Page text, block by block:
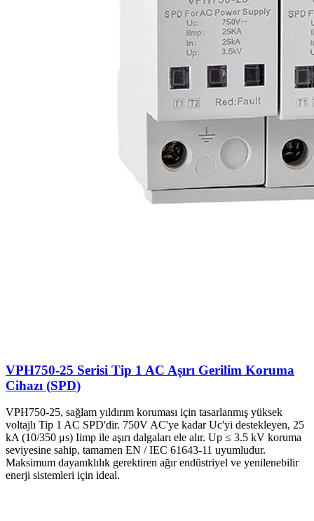
VPH750-25 Serisi Tip 1 AC Aşırı Gerilim Koruma
Cihazı (SPD)
VPH750-25, sağlam yıldırım koruması için tasarlanmış yüksek
voltajlı Tip 1 AC SPD'dir. 750V AC'ye kadar Uc'yi destekleyen, 25
kA (10/350 μs) Iimp ile aşırı dalgaları ele alır. Up ≤ 3.5 kV koruma
seviyesine sahip, tamamen EN / IEC 61643-11 uyumludur.
Maksimum dayanıklılık gerektiren ağır endüstriyel ve yenilenebilir
enerji sistemleri için ideal.